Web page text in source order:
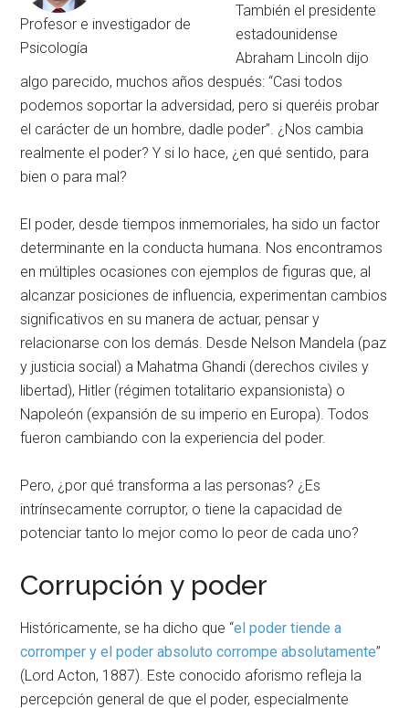
Profesor e investigador de
Psicología
También el presidente
estadounidense
Abraham Lincoln dijo
algo parecido, muchos años después: “Casi todos
podemos soportar la adversidad, pero si queréis probar
el carácter de un hombre, dadle poder”. ¿Nos cambia
realmente el poder? Y si lo hace, ¿en qué sentido, para
bien o para mal?
El poder, desde tiempos inmemoriales, ha sido un factor
determinante en la conducta humana. Nos encontramos
en múltiples ocasiones con ejemplos de figuras que, al
alcanzar posiciones de influencia, experimentan cambios
significativos en su manera de actuar, pensar y
relacionarse con los demás. Desde Nelson Mandela (paz
y justicia social) a Mahatma Ghandi (derechos civiles y
libertad), Hitler (régimen totalitario expansionista) o
Napoleón (expansión de su imperio en Europa). Todos
fueron cambiando con la experiencia del poder.
Pero, ¿por qué transforma a las personas? ¿Es
intrínsecamente corruptor, o tiene la capacidad de
potenciar tanto lo mejor como lo peor de cada uno?
Corrupción y poder
Históricamente, se ha dicho que “el poder tiende a
corromper y el poder absoluto corrompe absolutamente”
(Lord Acton, 1887). Este conocido aforismo refleja la
percepción general de que el poder, especialmente